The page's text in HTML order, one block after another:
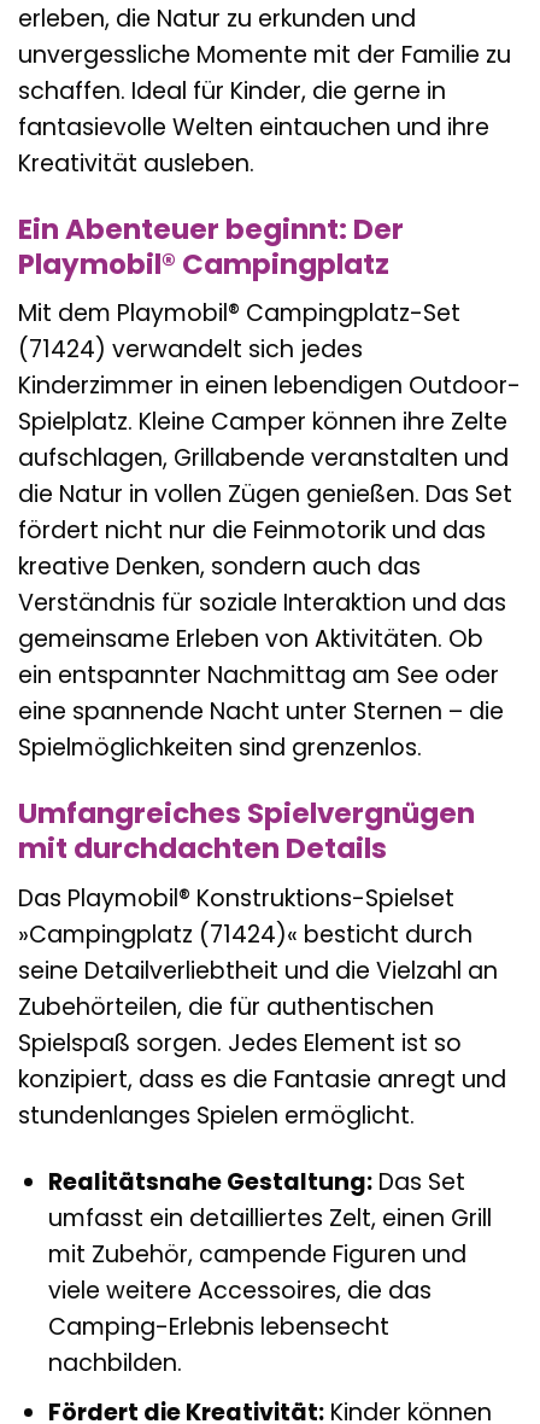
erleben, die Natur zu erkunden und
unvergessliche Momente mit der Familie zu
schaffen. Ideal für Kinder, die gerne in
fantasievolle Welten eintauchen und ihre
Kreativität ausleben.
Ein Abenteuer beginnt: Der
Playmobil® Campingplatz
Mit dem Playmobil® Campingplatz-Set
(71424) verwandelt sich jedes
Kinderzimmer in einen lebendigen Outdoor-
Spielplatz. Kleine Camper können ihre Zelte
aufschlagen, Grillabende veranstalten und
die Natur in vollen Zügen genießen. Das Set
fördert nicht nur die Feinmotorik und das
kreative Denken, sondern auch das
Verständnis für soziale Interaktion und das
gemeinsame Erleben von Aktivitäten. Ob
ein entspannter Nachmittag am See oder
eine spannende Nacht unter Sternen – die
Spielmöglichkeiten sind grenzenlos.
Umfangreiches Spielvergnügen
mit durchdachten Details
Das Playmobil® Konstruktions-Spielset
»Campingplatz (71424)« besticht durch
seine Detailverliebtheit und die Vielzahl an
Zubehörteilen, die für authentischen
Spielspaß sorgen. Jedes Element ist so
konzipiert, dass es die Fantasie anregt und
stundenlanges Spielen ermöglicht.
Realitätsnahe Gestaltung:Das Set
umfasst ein detailliertes Zelt, einen Grill
mit Zubehör, campende Figuren und
viele weitere Accessoires, die das
Camping-Erlebnis lebensecht
nachbilden.
Fördert die Kreativität:Kinder können